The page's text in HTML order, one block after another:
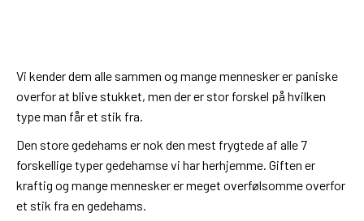
Vi kender dem alle sammen og mange mennesker er paniske
overfor at blive stukket, men der er stor forskel på hvilken
type man får et stik fra.
Den store gedehams er nok den mest frygtede af alle 7
forskellige typer gedehamse vi har herhjemme. Giften er
kraftig og mange mennesker er meget overfølsomme overfor
et stik fra en gedehams.